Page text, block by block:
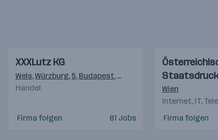
Videos
Einblicke
Einblicke
XXXLutz KG
Wels,Würzburg, 5, Budapest, Ljubljana Reka,Rothrist,
Handel
Firma folgen 81 Jobs
Videos
Einblicke
Einblicke
(OeSD)
Wien
Internet, IT,
Firma folgen